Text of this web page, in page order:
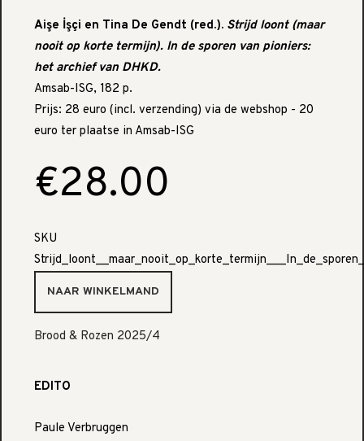
Aişe İşçi en Tina De Gendt (red.). Strijd loont (maar
nooit op korte termijn). In de sporen van pioniers:
het archief van DHKD.
Amsab-ISG, 182 p.
Prijs: 28 euro (incl. verzending) via de webshop - 20
euro ter plaatse in Amsab-ISG
€28.00
SKU
Brood & Rozen 2025/4
EDITO
Paule Verbruggen